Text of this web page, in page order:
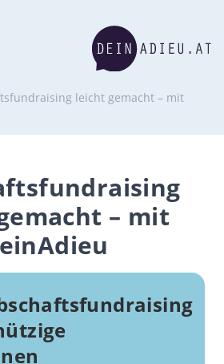
leicht gemacht – mit
– mit